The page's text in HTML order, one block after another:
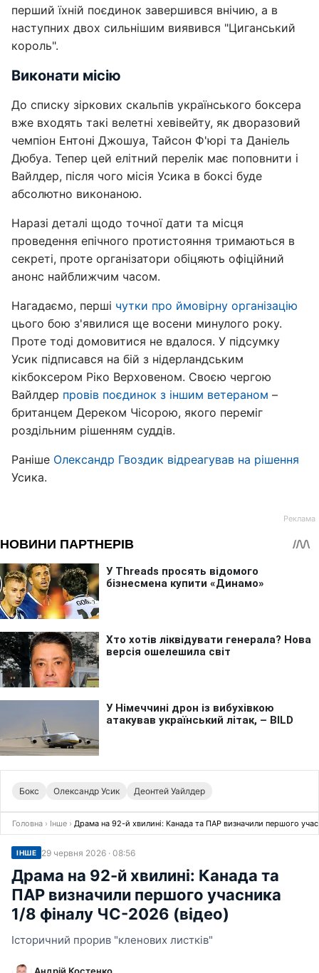
перший їхній поєдинок завершився внічию, а в
наступних двох сильнішим виявився "Циганський
король".
Виконати місію
До списку зіркових скальпів українського боксера
вже входять такі велетні хевівейту, як дворазовий
чемпіон Ентоні Джошуа, Тайсон Ф'юрі та Даніель
Дюбуа. Тепер цей елітний перелік має поповнити і
Вайлдер, після чого місія Усика в боксі буде
абсолютно виконаною.
Наразі деталі щодо точної дати та місця
проведення епічного протистояння тримаються в
секреті, проте організатори обіцяють офіційний
анонс найближчим часом.
Нагадаємо, перші чутки про ймовірну організацію
цього бою з'явилися ще восени минулого року.
Проте тоді домовитися не вдалося. У підсумку
Усик підписався на бій з нідерландським
кікбоксером Ріко Верховеном. Своєю чергою
Вайлдер провів поєдинок з іншим ветераном –
британцем Дереком Чісорою, якого переміг
роздільним рішенням суддів.
Раніше Олександр Гвоздик відреагував на рішення
Усика.
Бокс Олександр Усик Деонтей Уайлдер
Головна › Інше › Драма на 92-й хвилині: Канада та ПАР визначили першого
ІНШЕ 29 червня 2026 · 08:56
Драма на 92-й хвилині: Канада та
ПАР визначили першого учасника
1/8 фіналу ЧС-2026 (відео)
Історичний прорив "кленових листків"